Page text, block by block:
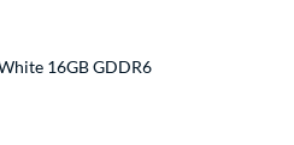
16GB GDDR6